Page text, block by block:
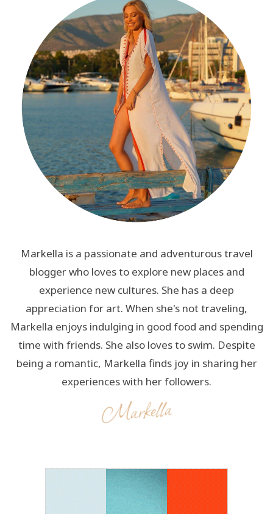
Markella is a passionate and adventurous travel
blogger who loves to explore new places and
experience new cultures. She has a deep
appreciation for art. When she's not traveling,
Markella enjoys indulging in good food and spending
time with friends. She also loves to swim. Despite
being a romantic, Markella finds joy in sharing her
experiences with her followers.